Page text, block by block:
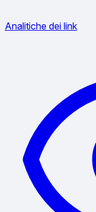
Analitiche dei link